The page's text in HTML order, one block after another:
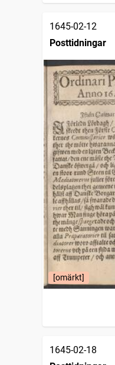
1645-02-12
Posttidningar
[omärkt]
1645-02-18